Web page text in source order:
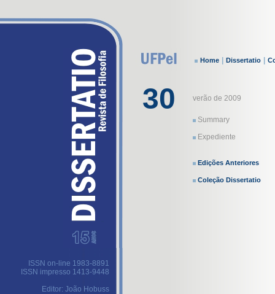
ISSN on-line 1983-8891
ISSN impresso 1413-9448
Editor: João Hobuss
Home Dissertatio
30 verão de 2009
Summary
Expediente
Edições Anteriores
Coleção Dissertatio